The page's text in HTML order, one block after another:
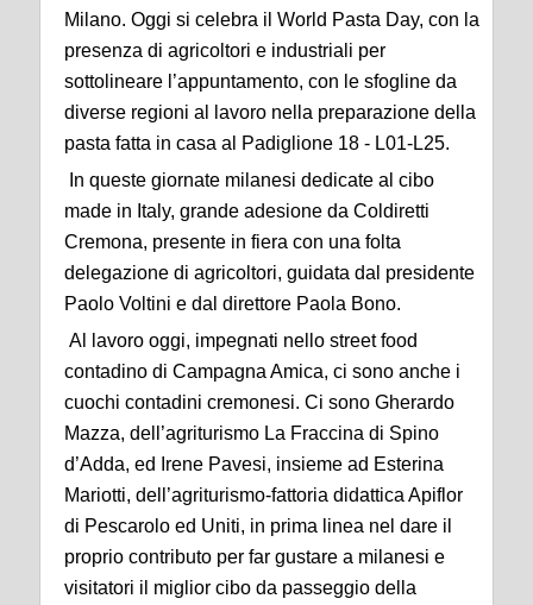
Milano. Oggi si celebra il World Pasta Day, con la
presenza di agricoltori e industriali per
sottolineare l’appuntamento, con le sfogline da
diverse regioni al lavoro nella preparazione della
pasta fatta in casa al Padiglione 18 - L01-L25.
In queste giornate milanesi dedicate al cibo
made in Italy, grande adesione da Coldiretti
Cremona, presente in fiera con una folta
delegazione di agricoltori, guidata dal presidente
Paolo Voltini e dal direttore Paola Bono.
Al lavoro oggi, impegnati nello street food
contadino di Campagna Amica, ci sono anche i
cuochi contadini cremonesi. Ci sono Gherardo
Mazza, dell’agriturismo La Fraccina di Spino
d’Adda, ed Irene Pavesi, insieme ad Esterina
Mariotti, dell’agriturismo-fattoria didattica Apiflor
di Pescarolo ed Uniti, in prima linea nel dare il
proprio contributo per far gustare a milanesi e
visitatori il miglior cibo da passeggio della